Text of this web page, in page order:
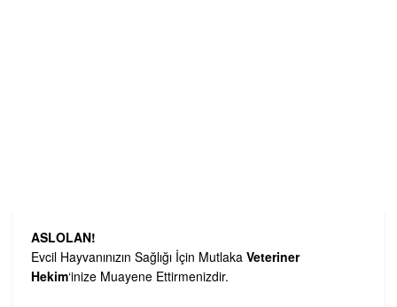
ASLOLAN!
Evcil Hayvanınızın Sağlığı İçin Mutlaka Veteriner
Hekim‘inize Muayene Ettirmenizdir.